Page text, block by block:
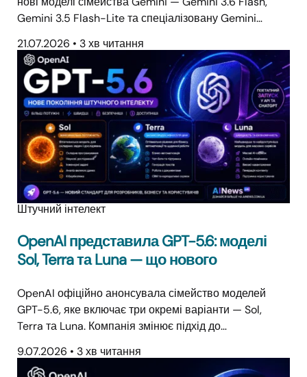
Gemini 3.5 Flash-Lite та спеціалізовану Gemini…
21.07.2026 • 3 хв читання
Штучний інтелект
OpenAI представила GPT-5.6: моделі
Sol, Terra та Luna — що нового
OpenAI офіційно анонсувала сімейство моделей
GPT-5.6, яке включає три окремі варіанти — Sol,
Terra та Luna. Компанія змінює підхід до…
9.07.2026 • 3 хв читання